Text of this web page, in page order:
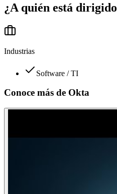
¿A quién está dirigido
Industrias
Software / TI
Conoce más de Okta